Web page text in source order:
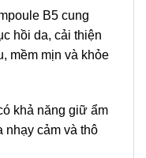
B5 cung
hồi da, cải thiện
mềm mịn và khỏe
khả năng giữ ẩm
nhạy cảm và thô